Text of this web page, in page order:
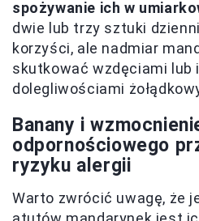
spożywanie ich w
dwie lub trzy sztuki
korzyści, ale nadmiar
skutkować wzdęciami lub
dolegliwościami
Banany i
odpornościowego
ryzyku alergii
Warto zwrócić uwagę, że